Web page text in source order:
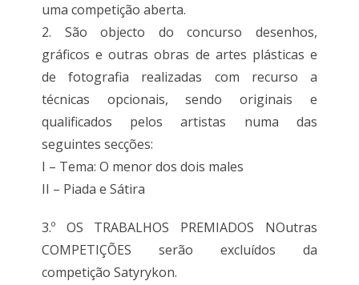
uma competição aberta.
2. São objecto do concurso desenhos,
gráficos e outras obras de artes plásticas e
de fotografia realizadas com recurso a
técnicas opcionais, sendo originais e
qualificados pelos artistas numa das
seguintes secções:
I – Tema: O menor dos dois males
II – Piada e Sátira
3.º OS TRABALHOS PREMIADOS NOutras
COMPETIÇÕES serão excluídos da
competição Satyrykon.